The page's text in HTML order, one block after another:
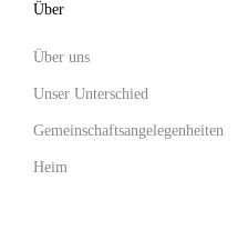
Über
Über uns
Unser Unterschied
Gemeinschaftsangelegenheiten
Heim